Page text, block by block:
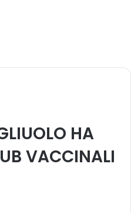
HA
VACCINALI